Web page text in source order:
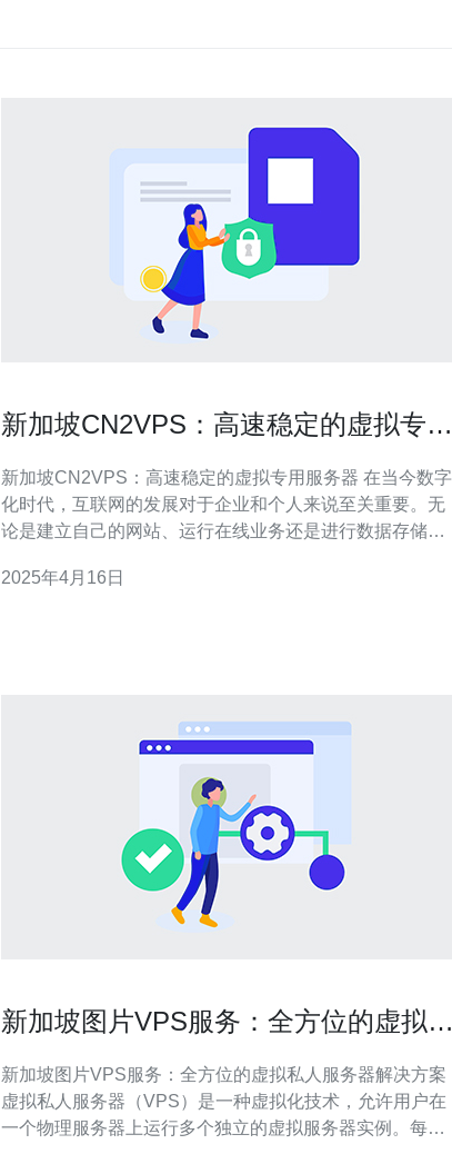
新加坡CN2VPS：高速稳定的虚拟专用
新加坡CN2VPS：高速稳定的虚拟专用服务器 在当今数字
化时代，互联网的发展对于企业和个人来说至关重要。无
论是建立自己的网站、运行在线业务还是进行数据存储和
则成为了广大用户的首选。本文将介绍新加坡CN2VPS，
2025年4月16日
新加坡图片VPS服务：全方位的虚拟私
新加坡图片VPS服务：全方位的虚拟私人服务器解决方案
虚拟私人服务器（VPS）是一种虚拟化技术，允许用户在
一个物理服务器上运行多个独立的虚拟服务器实例。每个